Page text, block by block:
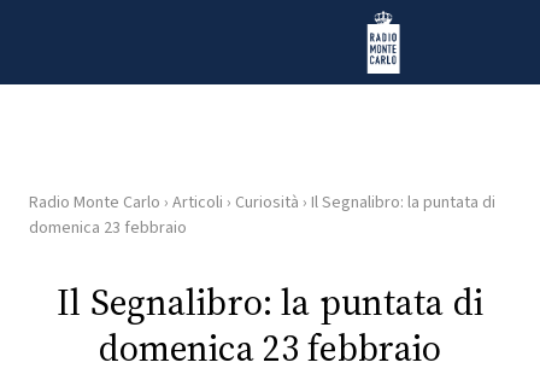
Radio Monte Carlo
HOME
RADIO
Radio Monte Carlo › Articoli › Curiosità › Il Segnalibro: la puntata di
domenica 23 febbraio
Il Segnalibro: la puntata di
domenica 23 febbraio